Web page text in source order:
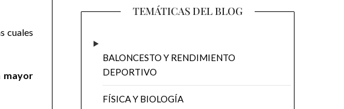
cuales
mayor
TEMÁTICAS DEL BLOG
BALONCESTO Y RENDIMIENTO
DEPORTIVO
FÍSICA Y BIOLOGÍA